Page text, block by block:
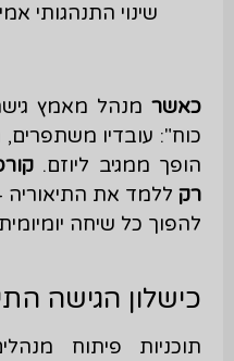
שינוי התנהגותי
כאשר מנהל מאמץ
כוח": עובדיו משתפרים,
הופך ממגיב ליוזם.
רק ללמד את התיאוריה
להפוך כל שיחה
כישלון הגישה
תוכניות פיתוח